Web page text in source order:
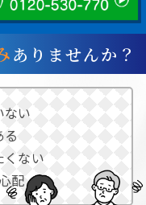
ありませんか？
ない
る
くない
配